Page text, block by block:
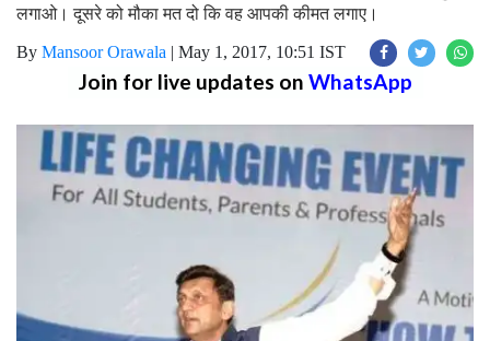
लगाओ। दूसरे को मौका मत दो कि वह आपकी कीमत लगाए।
By Mansoor Orawala | May 1, 2017, 10:51 IST
Join for live updates on WhatsApp